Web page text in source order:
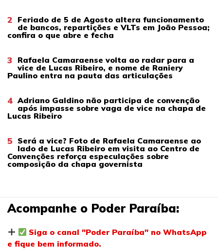
2 Feriado de 5 de Agosto altera funcionamento
de bancos, repartições e VLTs em João Pessoa;
confira o que abre e fecha
3 Rafaela Camaraense volta ao radar para a
vice de Lucas Ribeiro, e nome de Raniery
Paulino entra na pauta das articulações
4 Adriano Galdino não participa de convenção
após impasse sobre vaga de vice na chapa de
Lucas Ribeiro
5 Será a vice? Foto de Rafaela Camaraense ao
lado de Lucas Ribeiro em visita ao Centro de
Convenções reforça especulações sobre
composição da chapa governista
Acompanhe o Poder Paraíba:
Siga o canal "Poder Paraíba" no WhatsApp
e fique bem informado.